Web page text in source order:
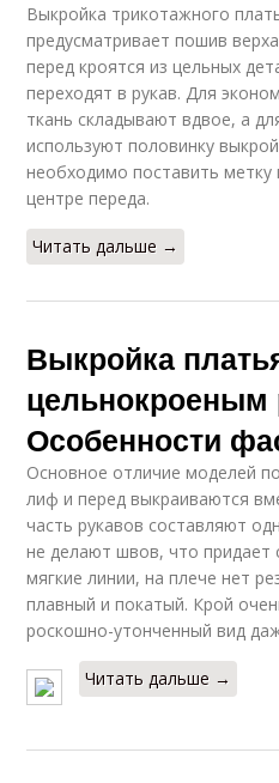
Выкройка трикотажного
предусматривает пошив
перед кроятся из цельных
переходят в рукав. Для
ткань складывают вдвое, а
используют половинку
необходимо поставить метку
центре переда.
Читать дальше →
Выкройка
цельнокроеным
Особенности
Основное отличие моделей
лиф и перед выкраиваются
часть рукавов составляют
не делают швов, что придает
мягкие линии, на плече нет
плавный и покатый. Крой
роскошно-утонченный вид
Читать дальше →